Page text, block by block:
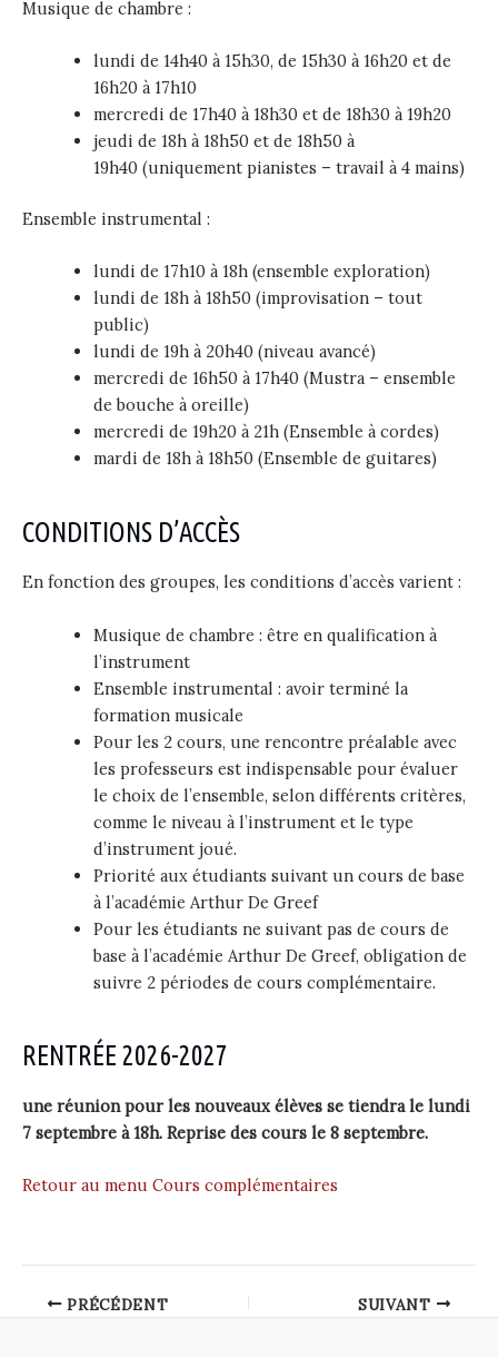
Musique de chambre :
lundi de 14h40 à 15h30, de 15h30 à 16h20 et de
16h20 à 17h10
mercredi de 17h40 à 18h30 et de 18h30 à 19h20
jeudi de 18h à 18h50 et de 18h50 à
19h40 (uniquement pianistes – travail à 4 mains)
Ensemble instrumental :
lundi de 17h10 à 18h (ensemble exploration)
lundi de 18h à 18h50 (improvisation – tout
public)
lundi de 19h à 20h40 (niveau avancé)
mercredi de 16h50 à 17h40 (Mustra – ensemble
de bouche à oreille)
mercredi de 19h20 à 21h (Ensemble à cordes)
mardi de 18h à 18h50 (Ensemble de guitares)
CONDITIONS D’ACCÈS
En fonction des groupes, les conditions d’accès varient :
Musique de chambre : être en qualification à
l’instrument
Ensemble instrumental : avoir terminé la
formation musicale
Pour les 2 cours, une rencontre préalable avec
les professeurs est indispensable pour évaluer
le choix de l’ensemble, selon différents critères,
comme le niveau à l’instrument et le type
d’instrument joué.
Priorité aux étudiants suivant un cours de base
à l’académie Arthur De Greef
Pour les étudiants ne suivant pas de cours de
base à l’académie Arthur De Greef, obligation de
suivre 2 périodes de cours complémentaire.
RENTRÉE 2026-2027
une réunion pour les nouveaux élèves se tiendra le lundi
7 septembre à 18h. Reprise des cours le 8 septembre.
Retour au menu Cours complémentaires
Post PRÉCÉDENT SUIVANT